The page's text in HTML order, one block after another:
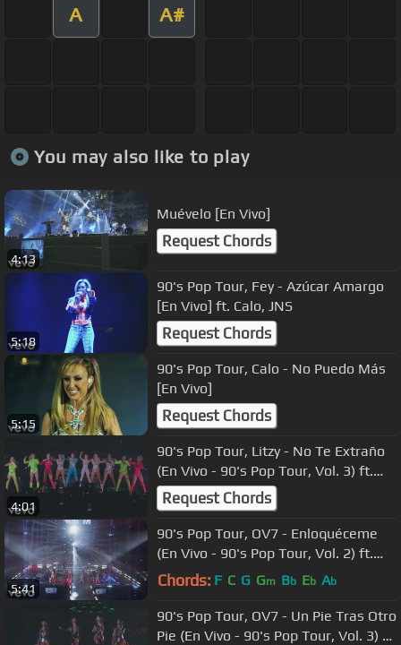
A A#
You may also like to play
4:13
Muévelo [En Vivo]
Request Chords
5:18
90's Pop Tour, Fey - Azúcar Amargo
[En Vivo] ft. Calo, JNS
Request Chords
5:15
90's Pop Tour, Calo - No Puedo Más
[En Vivo]
Request Chords
4:01
90's Pop Tour, Litzy - No Te Extraño
(En Vivo - 90's Pop Tour, Vol. 3) ft.
OV7, JNS, Calo
Request Chords
5:41
90's Pop Tour, OV7 - Enloquéceme
(En Vivo - 90's Pop Tour, Vol. 2) ft.
Kalimba, M'balia
Chords: F C G Gm Bb Eb Ab
90's Pop Tour, OV7 - Un Pie Tras Otro
Pie (En Vivo - 90's Pop Tour, Vol. 3) ft.